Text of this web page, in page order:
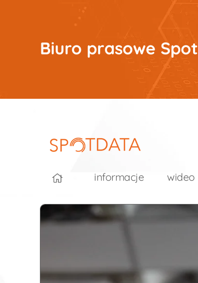
Biuro prasowe
informacje wideo